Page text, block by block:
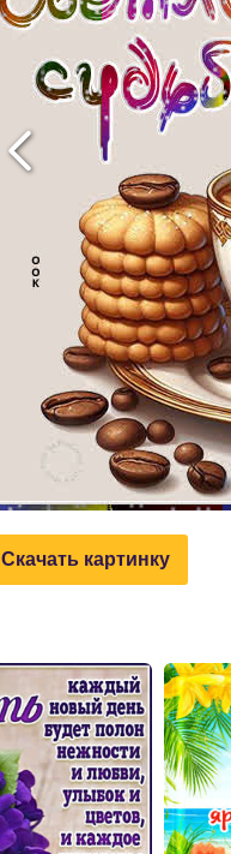
Скачать картинку